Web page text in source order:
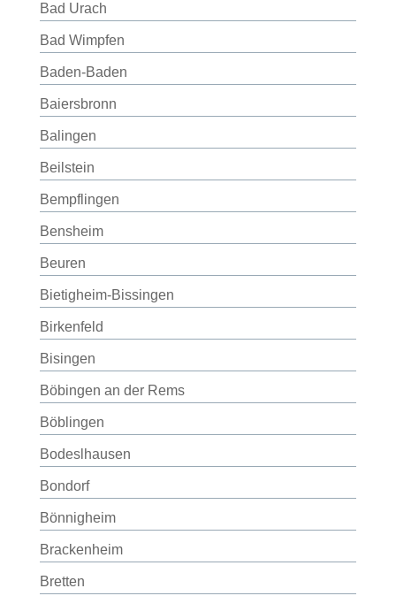
Bad Urach
Bad Wimpfen
Baden-Baden
Baiersbronn
Balingen
Beilstein
Bempflingen
Bensheim
Beuren
Bietigheim-Bissingen
Birkenfeld
Bisingen
Böbingen an der Rems
Böblingen
Bodeslhausen
Bondorf
Bönnigheim
Brackenheim
Bretten